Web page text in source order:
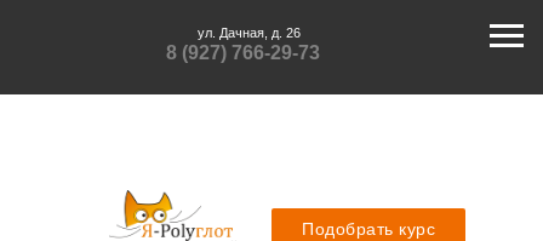
8 (927) 766-29-73
ул. Дачная, д. 26
Подобрать курс